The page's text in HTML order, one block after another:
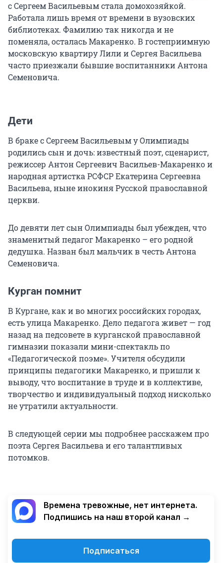
с Сергеем Васильевым стала домохозяйкой.
Работала лишь время от времени в вузовских
библиотеках. Фамилию так никогда и не
поменяла, осталась Макаренко. В гостеприимную
московскую квартиру Лили и Сергея Васильева
часто приезжали бывшие воспитанники Антона
Семеновича.
Дети
В браке с Сергеем Васильевым у Олимпиады
родились сын и дочь: известный поэт, сценарист,
режиссер Антон Сергеевич Васильев-Макаренко и
народная артистка РСФСР Екатерина Сергеевна
Васильева, ныне инокиня Русской православной
церкви.
До девяти лет сын Олимпиады был убежден, что
знаменитый педагог Макаренко – его родной
дедушка. Назван был мальчик в честь Антона
Семеновича.
Курган помнит
В Кургане, как и во многих российских городах,
есть улица Макаренко. Дело педагога живет — год
назад на педсовете в курганской православной
гимназии показали мини-спектакль по
«Педагогической поэме». Учителя обсудили
принципы педагогики Макаренко, и пришли к
выводу, что воспитание в труде и в коллективе,
творчество и индивидуальный подход нисколько
не утратили актуальности.
В следующей серии мы подробнее расскажем про
поэта Сергея Васильева и его талантливых
потомков.
Времена тревожные, нет интернета.
Подпишись на наш второй канал →
Подписаться